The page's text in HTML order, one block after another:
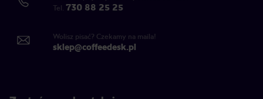
Tel. 730 88 25 25
Wolisz pisać? Czekamy na maila!
sklep@coffeedesk.pl